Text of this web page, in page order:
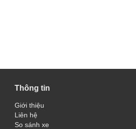
Thông tin
Giới thiệu
Liên hệ
So sánh xe